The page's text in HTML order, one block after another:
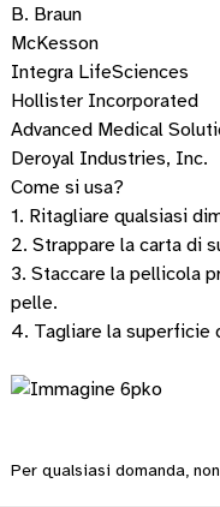
B. Braun
McKesson
Integra LifeSciences
Hollister Incorporated
Advanced Medical
Deroyal Industries, Inc.
Come si usa?
1. Ritagliare qualsiasi
2. Strappare la carta di
3. Staccare la pellicola
pelle.
4. Tagliare la superficie
Per qualsiasi domanda,